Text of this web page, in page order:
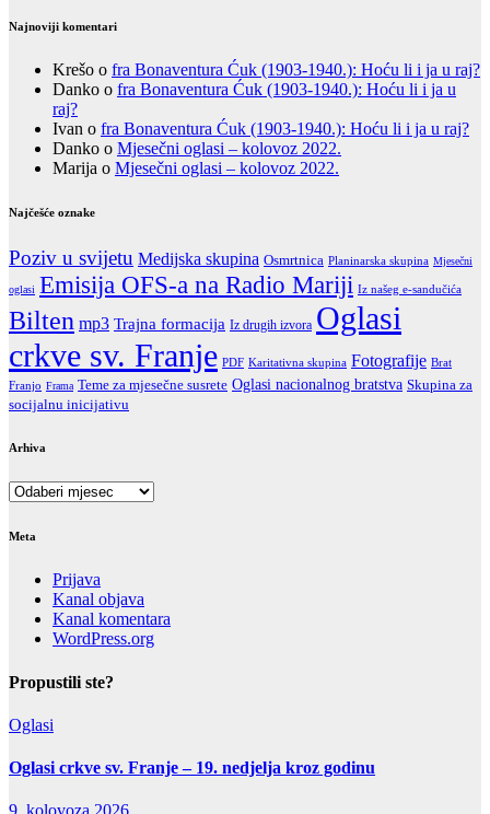
Najnoviji komentari
Krešo o fra Bonaventura Ćuk (1903-1940.): Hoću li i ja u raj?
Danko o fra Bonaventura Ćuk (1903-1940.): Hoću li i ja u
raj?
Ivan o fra Bonaventura Ćuk (1903-1940.): Hoću li i ja u raj?
Danko o Mjesečni oglasi – kolovoz 2022.
Marija o Mjesečni oglasi – kolovoz 2022.
Najčešće oznake
Poziv u svijetu Medijska skupina Osmrtnica Planinarska skupina Mjesečni
oglasi Emisija OFS-a na Radio Mariji Iz našeg e-sandučića
Bilten mp3 Trajna formacija Iz drugih izvora Oglasi
crkve sv. Franje PDF Karitativna skupina Fotografije Brat
Franjo Frama Teme za mjesečne susrete Oglasi nacionalnog bratstva Skupina za
socijalnu inicijativu
Arhiva
Arhiva
Meta
Prijava
Kanal objava
Kanal komentara
WordPress.org
Propustili ste?
Oglasi
Oglasi crkve sv. Franje – 19. nedjelja kroz godinu